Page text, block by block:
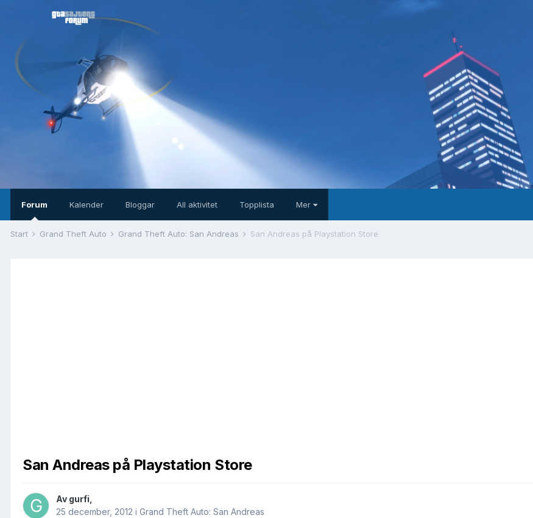
Forum Kalender Bloggar All aktivitet Topplista Mer
Start Grand Theft Auto Grand Theft Auto: San Andreas San Andreas på Playstation Store
San Andreas på Playstation Store
Av gurfi
25 december, 2012 i Grand Theft Auto: San Andreas